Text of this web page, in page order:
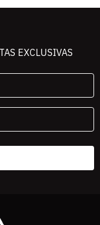
EXCLUSIVAS